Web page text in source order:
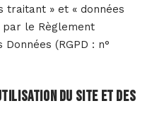
traitant » et « données
par le Règlement
(RGPD : n°
du site et des